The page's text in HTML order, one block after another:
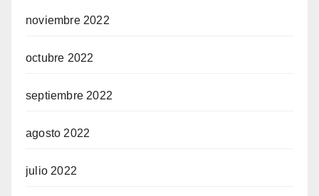
noviembre 2022
octubre 2022
septiembre 2022
agosto 2022
julio 2022